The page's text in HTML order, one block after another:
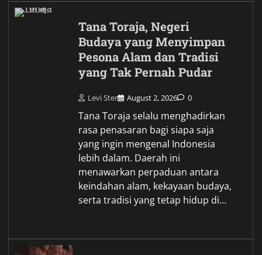
Tana Toraja, Negeri
Budaya yang Menyimpan
Pesona Alam dan Tradisi
yang Tak Pernah Pudar
Levi Ster August 2, 2026 0
Tana Toraja selalu menghadirkan
rasa penasaran bagi siapa saja
yang ingin mengenal Indonesia
lebih dalam. Daerah ini
menawarkan perpaduan antara
keindahan alam, kekayaan budaya,
serta tradisi yang tetap hidup di…